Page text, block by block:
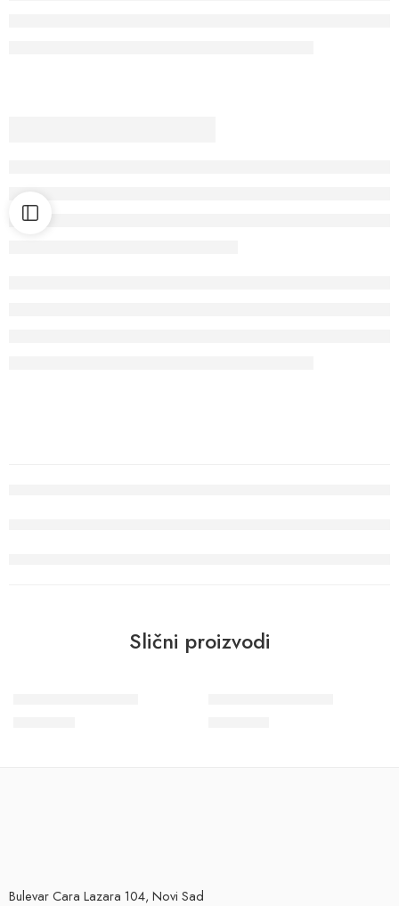
Slični proizvodi
Bulevar Cara Lazara 104, Novi Sad